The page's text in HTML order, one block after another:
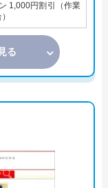
1,000円割引（作業
る